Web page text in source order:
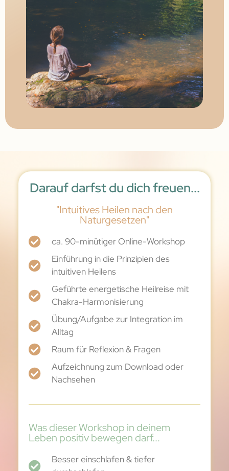
Darauf darfst du dich freuen...
"Intuitives Heilen nach den
Naturgesetzen"
ca. 90-minütiger Online-Workshop
Einführung in die Prinzipien des
intuitiven Heilens
Geführte energetische Heilreise mit
Chakra-Harmonisierung
Übung/Aufgabe zur Integration im
Alltag
Raum für Reflexion & Fragen
Aufzeichnung zum Download oder
Nachsehen
Was dieser Workshop in deinem
Leben positiv bewegen darf...
Besser einschlafen & tiefer